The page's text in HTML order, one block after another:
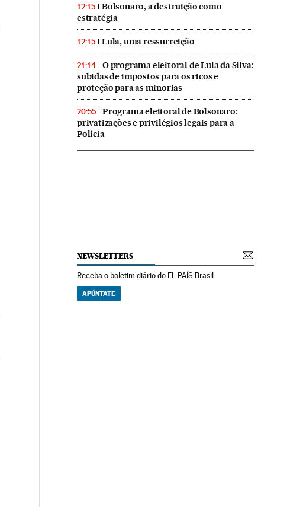
12:15
Bolsonaro, a destruição como
estratégia
12:15 Lula, uma ressurreição
21:14
O programa eleitoral de Lula da Silva:
subidas de impostos para os ricos e
proteção para as minorias
20:55
Programa eleitoral de Bolsonaro:
privatizações e privilégios legais para a
Polícia
NEWSLETTERS
Receba o boletim diário do EL PAÍS Brasil
APÚNTATE